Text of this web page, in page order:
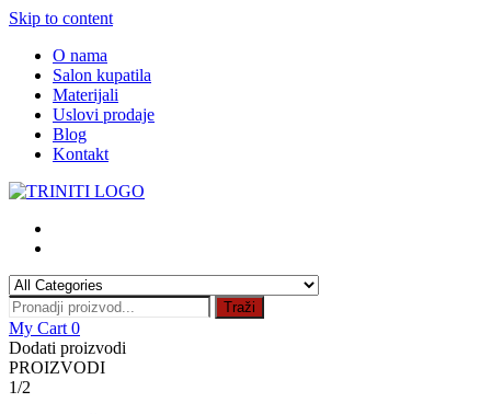
Skip to content
O nama
Salon kupatila
Materijali
Uslovi prodaje
Blog
Kontakt
Traži
My Cart 0
Dodati proizvodi
PROIZVODI
1/2